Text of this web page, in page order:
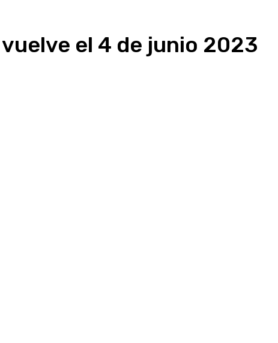
el 4 de junio 2023